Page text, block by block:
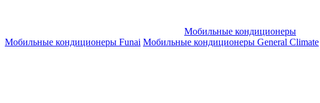
Мобильные кондиционеры
Мобильные кондиционеры Funai Мобильные кондиционеры General Climate